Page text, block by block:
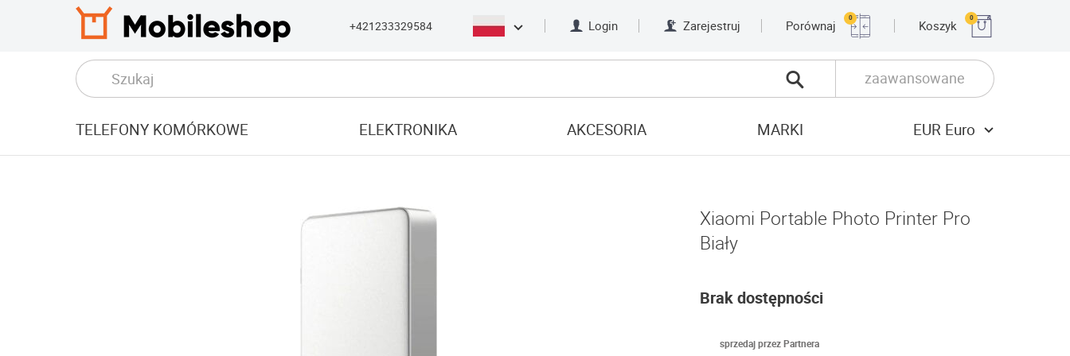
+421233329584 Login Zarejestruj Porównaj
0
Koszyk
0
zaawansowane
TELEFONY KOMÓRKOWE ELEKTRONIKA AKCESORIA MARKI EUR Euro
Xiaomi Portable Photo Printer Pro
Biały
Brak dostępności
sprzedaj przez Partnera